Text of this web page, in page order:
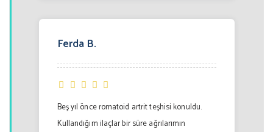
Ferda B.
Beş yıl önce romatoid artrit teşhisi konuldu.
Kullandığım ilaçlar bir süre ağrılarımın